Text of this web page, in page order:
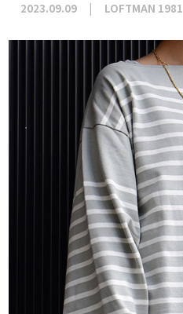
2023.09.09 LOFTMAN 1981